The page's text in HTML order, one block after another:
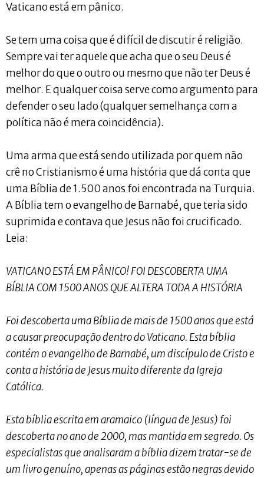
Vaticano está em pânico.
Se tem uma coisa que é difícil de discutir é religião.
Sempre vai ter aquele que acha que o seu Deus é
melhor do que o outro ou mesmo que não ter Deus é
melhor. E qualquer coisa serve como argumento para
defender o seu lado (qualquer semelhança com a
política não é mera coincidência).
Uma arma que está sendo utilizada por quem não
crê no Cristianismo é uma história que dá conta que
uma Bíblia de 1.500 anos foi encontrada na Turquia.
A Bíblia tem o evangelho de Barnabé, que teria sido
suprimida e contava que Jesus não foi crucificado.
Leia:
VATICANO ESTÁ EM PÂNICO! FOI DESCOBERTA UMA
BÍBLIA COM 1500 ANOS QUE ALTERA TODA A HISTÓRIA
Foi descoberta uma Bíblia de mais de 1500 anos que está
a causar preocupação dentro do Vaticano. Esta bíblia
contém o evangelho de Barnabé, um discípulo de Cristo e
conta a história de Jesus muito diferente da Igreja
Católica.
Esta bíblia escrita em aramaico (língua de Jesus) foi
descoberta no ano de 2000, mas mantida em segredo. Os
especialistas que analisaram a bíblia dizem tratar-se de
um livro genuíno, apenas as páginas estão negras devido